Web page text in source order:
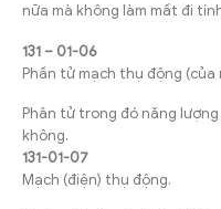
nữa mà không làm mất đi
131 – 01-06
Phần tử mạch thụ động (của
Phân tử trong đó năng
không.
131-01-07
Mạch (điện) thụ động.